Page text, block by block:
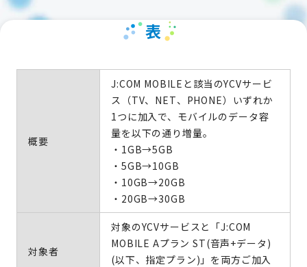
表
概要
J:COM MOBILEと該当のYCVサービ
ス（TV、NET、PHONE）いずれか
1つに加入で、モバイルのデータ容
量を以下の通り増量。
・1GB→5GB
・5GB→10GB
・10GB→20GB
・20GB→30GB
対象者
対象のYCVサービスと「J:COM
MOBILE Aプラン ST(音声+データ)
(以下、指定プラン)」を両方ご加入